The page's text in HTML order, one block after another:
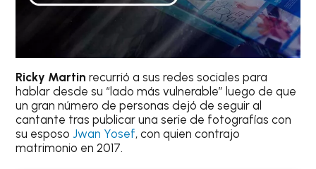
Ricky Martin recurrió a sus redes sociales para
hablar desde su “lado más vulnerable” luego de que
un gran número de personas dejó de seguir al
cantante tras publicar una serie de fotografías con
su esposo Jwan Yosef, con quien contrajo
matrimonio en 2017.